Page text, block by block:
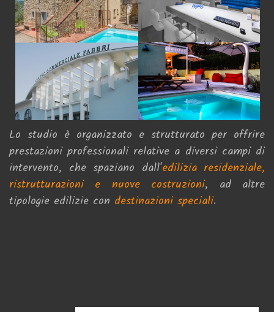
Lo studio è organizzato e strutturato per offrire
prestazioni professionali relative a diversi campi di
intervento, che spaziano dall'edilizia residenziale,
ristrutturazioni e nuove costruzioni, ad altre
tipologie edilizie con destinazioni speciali.